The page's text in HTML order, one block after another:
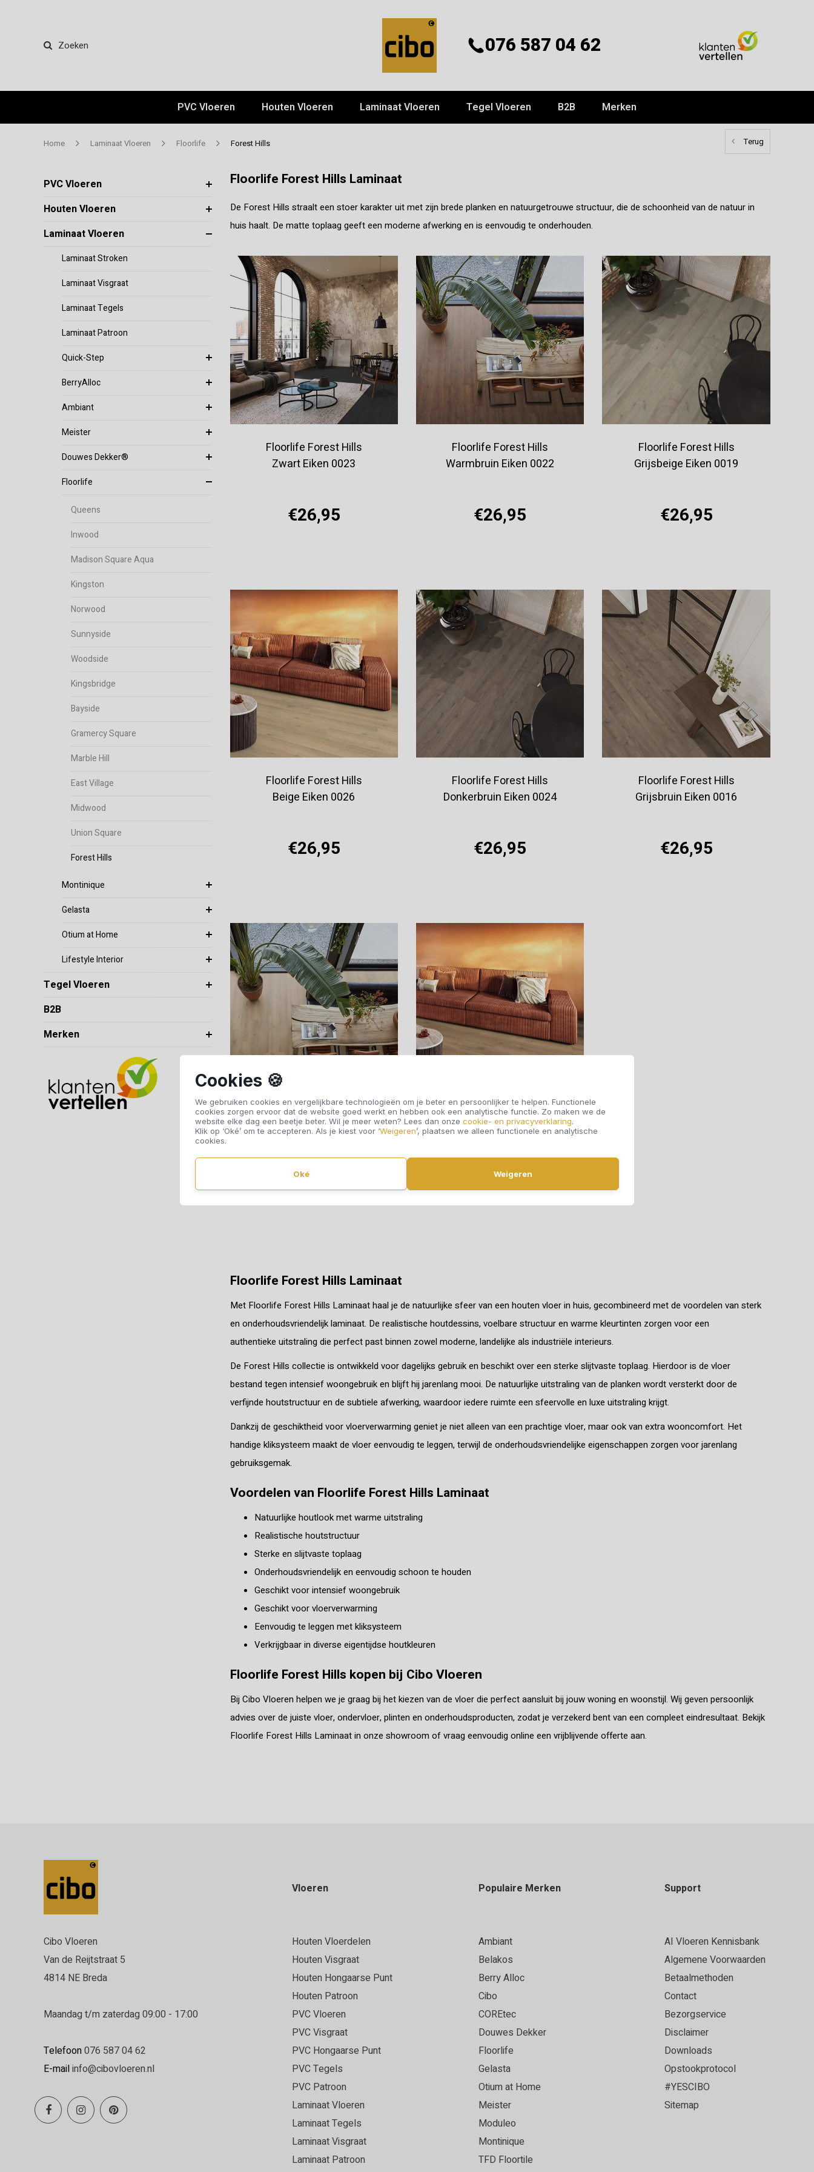
Cookies 🍪
We gebruiken cookies en vergelijkbare technologieën om je beter en persoonlijker te helpen. Functionele
cookies zorgen ervoor dat de website goed werkt en hebben ook een analytische functie. Zo maken we de
website elke dag een beetje beter. Wil je meer weten? Lees dan onze cookie- en privacyverklaring.
Klik op ‘Oké’ om te accepteren. Als je kiest voor ‘Weigeren’, plaatsen we alleen functionele en analytische
cookies.
Oké Weigeren
Zoeken 076 587 04 62
PVC Vloeren Houten Vloeren Laminaat Vloeren Tegel Vloeren B2B Merken
Home Laminaat Vloeren Floorlife Forest Hills Terug
PVC Vloeren
Houten Vloeren
Laminaat Vloeren
Laminaat Stroken
Laminaat Visgraat
Laminaat Tegels
Laminaat Patroon
Quick-Step
BerryAlloc
Ambiant
Meister
Douwes Dekker®
Floorlife
Queens
Inwood
Madison Square Aqua
Kingston
Norwood
Sunnyside
Woodside
Kingsbridge
Bayside
Gramercy Square
Marble Hill
East Village
Midwood
Union Square
Forest Hills
Montinique
Gelasta
Otium at Home
Lifestyle Interior
Tegel Vloeren
B2B
Merken
Floorlife Forest Hills Laminaat
De Forest Hills straalt een stoer karakter uit met zijn brede planken en natuurgetrouwe structuur, die de schoonheid van de natuur in
huis haalt. De matte toplaag geeft een moderne afwerking en is eenvoudig te onderhouden.
Floorlife Forest Hills
Zwart Eiken 0023
€26,95
Floorlife Forest Hills
Warmbruin Eiken 0022
€26,95
Floorlife Forest Hills
Grijsbeige Eiken 0019
€26,95
Floorlife Forest Hills
Beige Eiken 0026
€26,95
Floorlife Forest Hills
Donkerbruin Eiken 0024
€26,95
Floorlife Forest Hills
Grijsbruin Eiken 0016
€26,95
Floorlife Forest Hills Bruin
Eiken 0015
€26,95
Floorlife Forest Hills
Naturel Eiken 0004
€26,95
Floorlife Forest Hills Laminaat
Met Floorlife Forest Hills Laminaat haal je de natuurlijke sfeer van een houten vloer in huis, gecombineerd met de voordelen van sterk
en onderhoudsvriendelijk laminaat. De realistische houtdessins, voelbare structuur en warme kleurtinten zorgen voor een
authentieke uitstraling die perfect past binnen zowel moderne, landelijke als industriële interieurs.
De Forest Hills collectie is ontwikkeld voor dagelijks gebruik en beschikt over een sterke slijtvaste toplaag. Hierdoor is de vloer
bestand tegen intensief woongebruik en blijft hij jarenlang mooi. De natuurlijke uitstraling van de planken wordt versterkt door de
verfijnde houtstructuur en de subtiele afwerking, waardoor iedere ruimte een sfeervolle en luxe uitstraling krijgt.
Dankzij de geschiktheid voor vloerverwarming geniet je niet alleen van een prachtige vloer, maar ook van extra wooncomfort. Het
handige kliksysteem maakt de vloer eenvoudig te leggen, terwijl de onderhoudsvriendelijke eigenschappen zorgen voor jarenlang
gebruiksgemak.
Voordelen van Floorlife Forest Hills Laminaat
Natuurlijke houtlook met warme uitstraling
Realistische houtstructuur
Sterke en slijtvaste toplaag
Onderhoudsvriendelijk en eenvoudig schoon te houden
Geschikt voor intensief woongebruik
Geschikt voor vloerverwarming
Eenvoudig te leggen met kliksysteem
Verkrijgbaar in diverse eigentijdse houtkleuren
Floorlife Forest Hills kopen bij Cibo Vloeren
Bij Cibo Vloeren helpen we je graag bij het kiezen van de vloer die perfect aansluit bij jouw woning en woonstijl. Wij geven persoonlijk
advies over de juiste vloer, ondervloer, plinten en onderhoudsproducten, zodat je verzekerd bent van een compleet eindresultaat. Bekijk
Floorlife Forest Hills Laminaat in onze showroom of vraag eenvoudig online een vrijblijvende offerte aan.
Cibo Vloeren
Van de Reijtstraat 5
4814 NE Breda
Maandag t/m zaterdag 09:00 - 17:00
Telefoon076 587 04 62
E-mailinfo@cibovloeren.nl
Vloeren
Houten Vloerdelen
Houten Visgraat
Houten Hongaarse Punt
Houten Patroon
PVC Vloeren
PVC Visgraat
PVC Hongaarse Punt
PVC Tegels
PVC Patroon
Laminaat Vloeren
Laminaat Tegels
Laminaat Visgraat
Laminaat Patroon
Populaire Merken
Ambiant
Belakos
Berry Alloc
Cibo
COREtec
Douwes Dekker
Floorlife
Gelasta
Otium at Home
Meister
Moduleo
Montinique
TFD Floortile
Support
AI Vloeren Kennisbank
Algemene Voorwaarden
Betaalmethoden
Contact
Bezorgservice
Disclaimer
Downloads
Opstookprotocol
#YESCIBO
Sitemap